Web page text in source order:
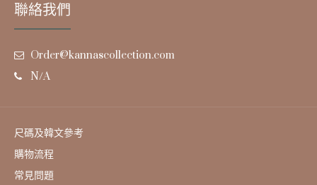
聯絡我們
Order@kannascollection.com
N/A
尺碼及韓文參考
購物流程
常見問題